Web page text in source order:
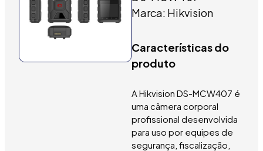
Marca: Hikvision
Características do
produto
A Hikvision DS-MCW407 é
uma câmera corporal
profissional desenvolvida
para uso por equipes de
segurança, fiscalização,